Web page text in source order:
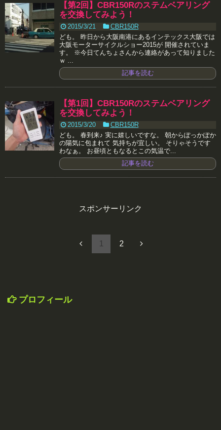
【第2回】CBR150Rのステムベアリング
を交換してみよう！
2015/3/21
CBR150R
ども。 昨日から大阪南港にあるインテックス大阪では
大阪モーターサイクルショー2015が 開催されていま
す。 ※今日てんちょさんから連絡があって知りました
ｗ ...
記事を読む
【第1回】CBR150Rのステムベアリング
を交換してみよう！
2015/3/20
CBR150R
ども。 春到来♪ 実に嬉しいですな。 朝からぽっかぽか
の陽気に包まれて 気持ちが宜しい。 そりゃそうです
わなぁ。 お昼頃ともなるとこの気温で...
記事を読む
スポンサーリンク
1 2
プロフィール